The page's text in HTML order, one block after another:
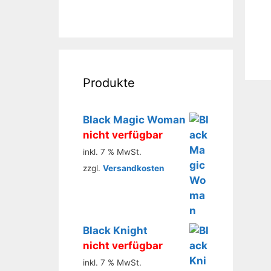
Produkte
Black Magic Woman
nicht verfügbar
inkl. 7 % MwSt.
zzgl. Versandkosten
Black Knight
nicht verfügbar
inkl. 7 % MwSt.